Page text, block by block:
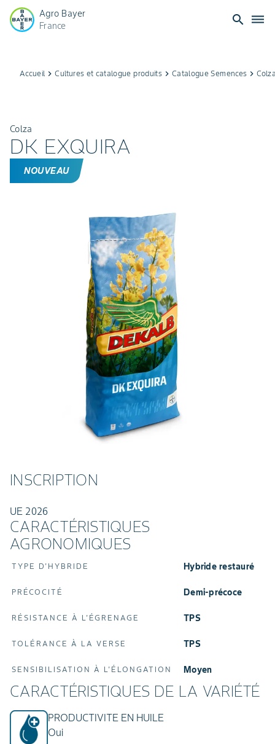
Agro Bayer
France
search dehaze
Accueil keyboard_arrow_rightCultures et catalogue produitskeyboard_arrow_right Catalogue Semences keyboard_arrow_right
Colza
DK EXQUIRA
NOUVEAU
INSCRIPTION
UE 2026
CARACTÉRISTIQUES
AGRONOMIQUES
TYPE D'HYBRIDE Hybride restauré
PRÉCOCITÉ Demi-précoce
RÉSISTANCE À L'ÉGRENAGE TPS
TOLÉRANCE À LA VERSE TPS
SENSIBILISATION À L'ÉLONGATION Moyen
CARACTÉRISTIQUES DE LA VARIÉTÉ
PRODUCTIVITE EN HUILE
Oui